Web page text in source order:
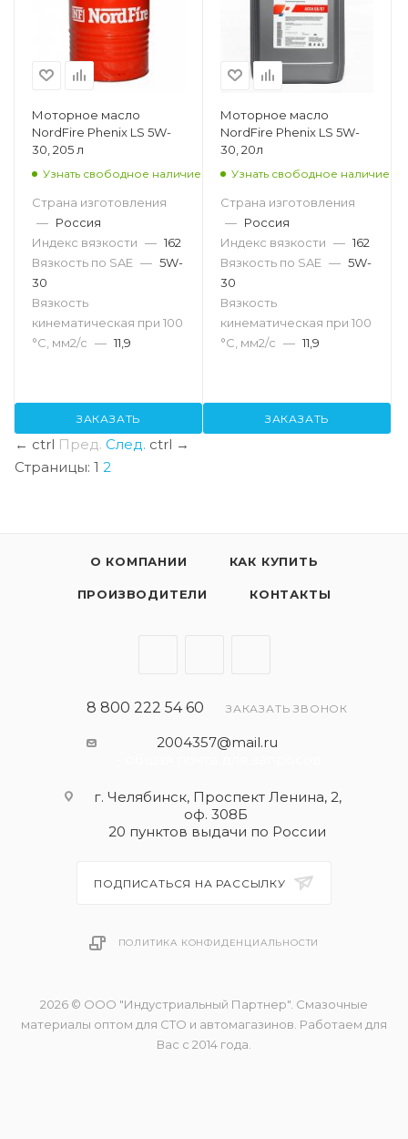
Моторное масло
NordFire Phenix LS 5W-
30, 205 л
Узнать свободное наличие
Страна изготовления
— Россия
Индекс вязкости — 162
Вязкость по SAE — 5W-
30
Вязкость
кинематическая при 100
°С, мм2/с — 11,9
ЗАКАЗАТЬ
Моторное масло
NordFire Phenix LS 5W-
30, 20л
Узнать свободное наличие
Страна изготовления
— Россия
Индекс вязкости — 162
Вязкость по SAE — 5W-
30
Вязкость
кинематическая при 100
°С, мм2/с — 11,9
ЗАКАЗАТЬ
← ctrl Пред. След. ctrl →
Страницы: 1 2
О КОМПАНИИ КАК КУПИТЬ
ПРОИЗВОДИТЕЛИ КОНТАКТЫ
8 800 222 54 60 ЗАКАЗАТЬ ЗВОНОК
2004357@mail.ru
г. Челябинск, Проспект Ленина, 2,
оф. 308Б
20 пунктов выдачи по России
ПОДПИСАТЬСЯ НА РАССЫЛКУ
ПОЛИТИКА КОНФИДЕНЦИАЛЬНОСТИ
2026 © ООО "Индустриальный Партнер". Смазочные
материалы оптом для СТО и автомагазинов. Работаем для
Вас с 2014 года.